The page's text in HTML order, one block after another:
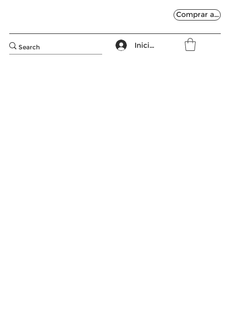
Comprar ahora
Iniciar sesión